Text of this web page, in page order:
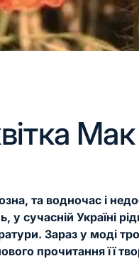
Мак
та водночас і
у сучасній Україні
Зараз у моді
прочитання її